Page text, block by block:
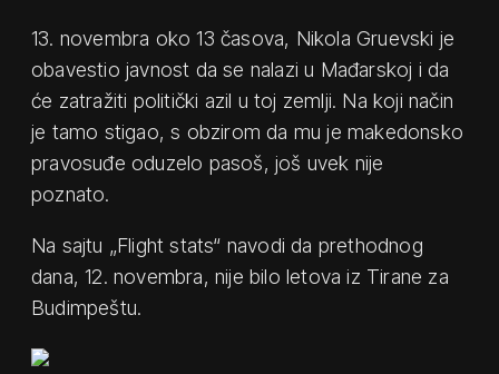
13. novembra oko 13 časova, Nikola Gruevski je
obavestio javnost da se nalazi u Mađarskoj i da
će zatražiti politički azil u toj zemlji. Na koji način
je tamo stigao, s obzirom da mu je makedonsko
pravosuđe oduzelo pasoš, još uvek nije
poznato.
Na sajtu „Flight stats“ navodi da prethodnog
dana, 12. novembra, nije bilo letova iz Tirane za
Budimpeštu.